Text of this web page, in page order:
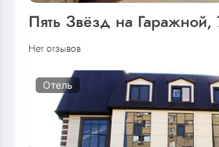
Пять Звёзд на Гаражной,
Нет отзывов
Отель